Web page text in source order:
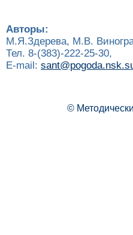
Авторы:
М.Я.Здерева, М.В.
Тел. 8-(383)-222-25-30,
E-mail:
©